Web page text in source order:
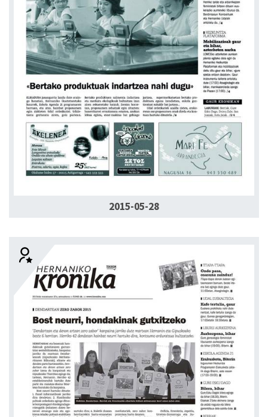
2015-05-28